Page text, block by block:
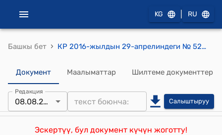
KG RU
Башкы бет › КР 2016-жылдын 29-апрелиндеги № 52 "Жарандардын саламаттыгын сактоо маселелери боюнча Кыргыз Республикасынын айрым мыйзам актыларына өзгөртүүлөрдү киргизүү жөнүндө" Мыйзамы
Документ Маалыматтар Шилтеме документтер
Редакция
08.08.2025 Салыштыруу
Эскертүү, бул документ күчүн жоготту!